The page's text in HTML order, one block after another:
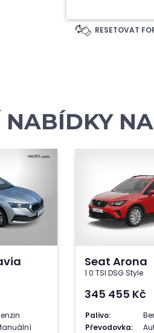
RESETOVAT
NABÍDKY NA
Seat Arona
1.0 TSI DSG Style
345 455 Kč
Palivo:
Převodovka: